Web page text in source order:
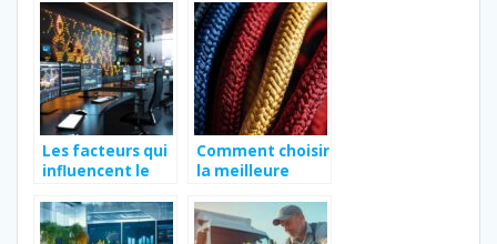
pause-cafe
inoubliable en
entreprise
des méthodes
professionnelles
Les facteurs qui
influencent le
vidéo
Comment choisir
la meilleure
pompier : guide
des